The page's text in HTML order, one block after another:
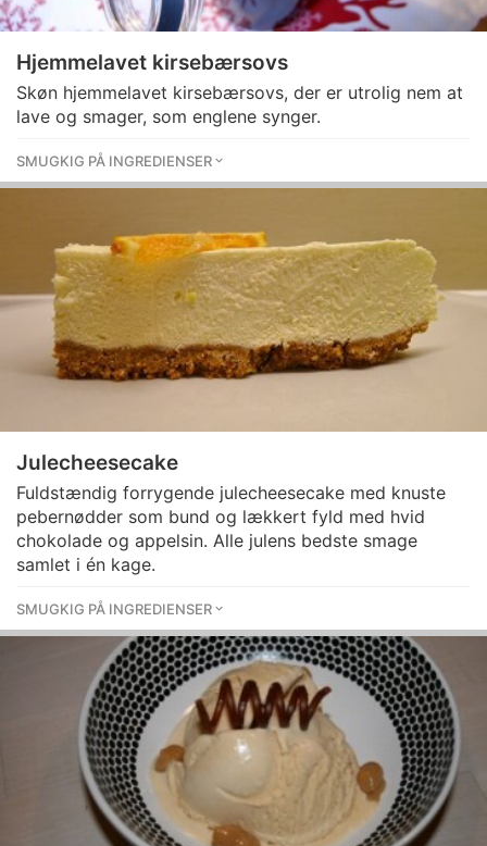
Hjemmelavet kirsebærsovs
Skøn hjemmelavet kirsebærsovs, der er utrolig nem at
lave og smager, som englene synger.
SMUGKIG PÅ INGREDIENSER
Julecheesecake
Fuldstændig forrygende julecheesecake med knuste
pebernødder som bund og lækkert fyld med hvid
chokolade og appelsin. Alle julens bedste smage
samlet i én kage.
SMUGKIG PÅ INGREDIENSER